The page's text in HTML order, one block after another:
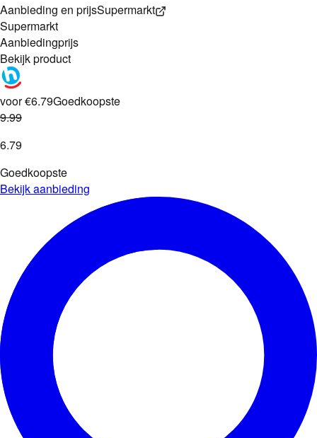
Aanbieding en prijsSupermarkt
Supermarkt
Aanbiedingprijs
Bekijk product
voor €6.79Goedkoopste
9.99
6.79
Goedkoopste
Bekijk aanbieding